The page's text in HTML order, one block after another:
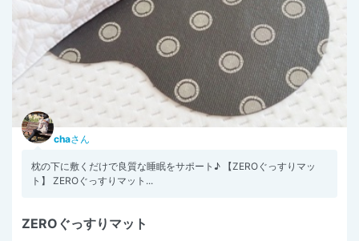
chaさん
枕の下に敷くだけで良質な睡眠をサポート♪ 【ZEROぐっすりマッ
ト】 ZEROぐっすりマット...
ZEROぐっすりマット